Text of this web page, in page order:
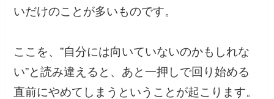
いだけのことが多いものです。
ここを、”自分には向いていないのかもしれな
い”と読み違えると、あと一押しで回り始める
直前にやめてしまうということが起こります。